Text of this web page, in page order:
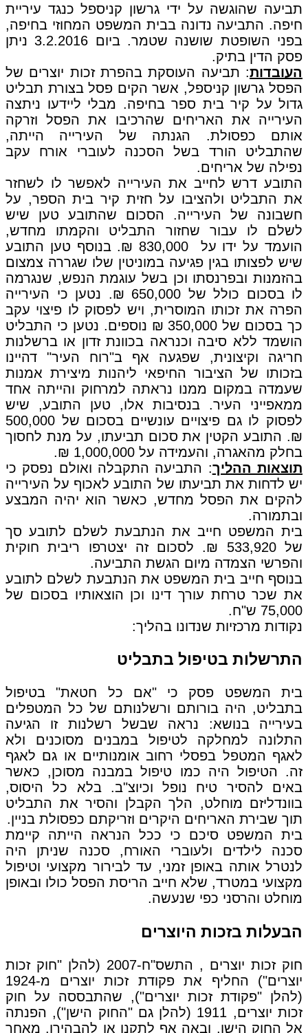
תביעה שהוגשה על ידי גרשון קניספל כנגד עיריית
חיפה. התביעה נדונה בבית המשפט המחוזי בחיפה,
בפני השופטת שושנה שטמר. ביום 3.2.2016 ניתן
פסק הדין בתיק.
העובדות: תביעה העוסקת בהפרת זכות יוצרים של
הפסל גרשון קניספל, אשר הקים פסל בצורת תבליט
גדול על קיר בית ספר בחיפה. מבלי ליידעו ניתצה
העירייה את האריחים שהרכיבו את הפסל וזרקה
אותם כפסולת. הגנתה של העירייה הייתה,
שהתבליט הורד בשל הסכנה לעוברי אורח עקב
נפילה של אריחים.
התובע דרש לחייב את העירייה לאפשר לו לשחזר
את התבליט ולהציבו על חזית קיר בית הספר, על
חשבונה של העירייה. הסכום שהתובע טען שיש
לשלם לו עבור שחזור התבליט והקמתו מחדש,
הועמד על ידו על 830,000 ₪. בנוסף טען התובע
שיש לפצותו בגין פגיעה במוניטין שלו שגררה צמצום
בהזמנות ובפרנסתו וכן בשל עוגמת הנפש, שנגרמה
לו בסכום כולל של 650,000 ₪. נטען כי העירייה
הפרה את זכותו המוסרית, ויש לפסוק לו פיצוי עקב
כך בסכום של 350,000 ₪ נוספים. נטען כי התבליט
הושמד ללא סיבה וכנראה בכוונת זדון או ברשלנות
חריגה וקיצונית, שפגעה אף ב"רוח העיר" דהיינו
בזכותו של הציבור החיפאי ליהנות מיצירת אמנות
שעמדה במקום ממנו נראתה למרחוק והייתה אחד
ממאפייני העיר. בנסיבות אלו, טען התובע, שיש
לפסוק לו גם פיצויים עונשיים בסכום של 500,000
₪. התובע הקטין את סכום תביעתו, על מנת לחסוך
בחלק מהאגרה, והעמידה על 1,000,000 ₪.
תוצאות ההליך: התביעה התקבלה ואולם נפסק כי
יש לדחות את תביעתו של התובע לאכוף על העירייה
להקים את הפסל מחדש, כאשר הוא יהיה המבצע
ובתמורה.
בית המשפט חייב את הנתבעת לשלם לתובע סך
של 533,920 ₪. לסכום זה יצטרפו ריבית חוקית
והפרשי הצמדה מיום הגשת התביעה.
בנוסף חייב בית המשפט את הנתבעת לשלם לתובע
את שכר טרחת עורך דינו וכן הוצאותיו בסכום של
75,000 ש"ח.
נקודות מרכזיות שנדונו בהליך:
התרשלות בטיפול בתבליט
בית המשפט פסק כי "אם כל חטאת" בטיפול
בתבליט, היה בורותם ורשלנותם של כל המטפלים
בעירייה בנושא: נראה שבשל רשלנות זו הגיעה
התלונה למחלקה לטיפול במבנים מסוכנים ולא
לאגף המטפל בפסלי רחוב אומנותיים או גם לאגף
זה. הטיפול היה כמו טיפול במבנה מסוכן, כאשר
באים להסיר טיח נופל וכיוצ"ב. בלא כל היסוס,
בוונדליזם מוחלט, הלך הקבלן והסיר את התבליט
תוך שבירת האריחים היקרים וזריקתם כפסולת בניין.
בית המשפט סיכם כי ככל הנראה הייתה קיימת
סכנה לילדים ולעוברי האורח, סכנה שניתן היה
לנטרל אותה באופן זמני, עד לבירור מקצועי וטיפול
מקצועי במטרד, שלא חייב הריסת הפסל כולו ובאופן
מוחלט והרסני כפי שנעשה.
הבעלות בזכות היוצרים
חוק זכות יוצרים , התשס"ח-2007 (להלן "חוק זכות
יוצרים") החליף את פקודת זכות יוצרים מ-1924
(להלן "פקודת זכות יוצרים"), שהתבססה על חוק
זכות יוצרים, 1911 (להלן גם "החוק הישן"), הפנתה
אל החוק הישן, ובאה אף לתקנו או להבהירו. מאחר